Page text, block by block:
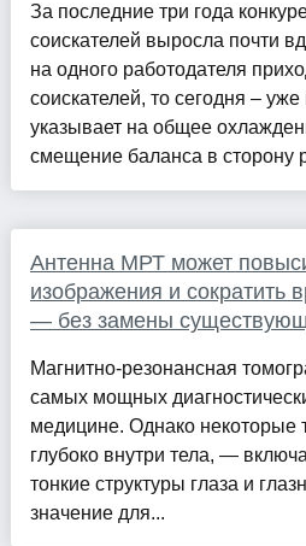
За последние три года
соискателей выросла почти
на одного работодателя
соискателей, то сегодня –
указывает на общее
смещение баланса в сторону
Антенна МРТ может
изображения и сократить
— без замены
Магнитно-резонансная
самых мощных
медицине. Однако некоторые
глубоко внутри тела, —
тонкие структуры глаза и
значение для...